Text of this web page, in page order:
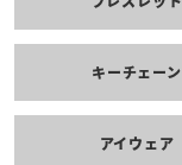
キーチェーン
アイウェア